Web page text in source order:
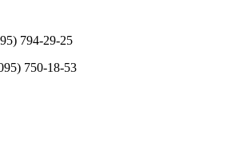
794-29-25
750-18-53